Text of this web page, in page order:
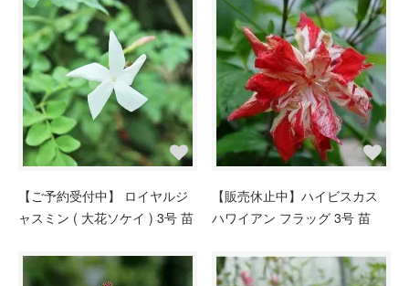
【ご予約受付中】 ロイヤルジ
ャスミン ( 大花ソケイ ) 3号 苗
【販売休止中】ハイビスカス
ハワイアン フラッグ 3号 苗